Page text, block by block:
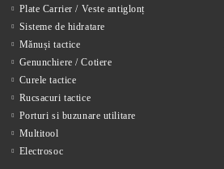
Plate Carrier / Veste antiglonț
Sisteme de hidratare
Mănuși tactice
Genunchiere / Cotiere
Curele tactice
Rucsacuri tactice
Porturi si buzunare utilitare
Multitool
Electrosoc